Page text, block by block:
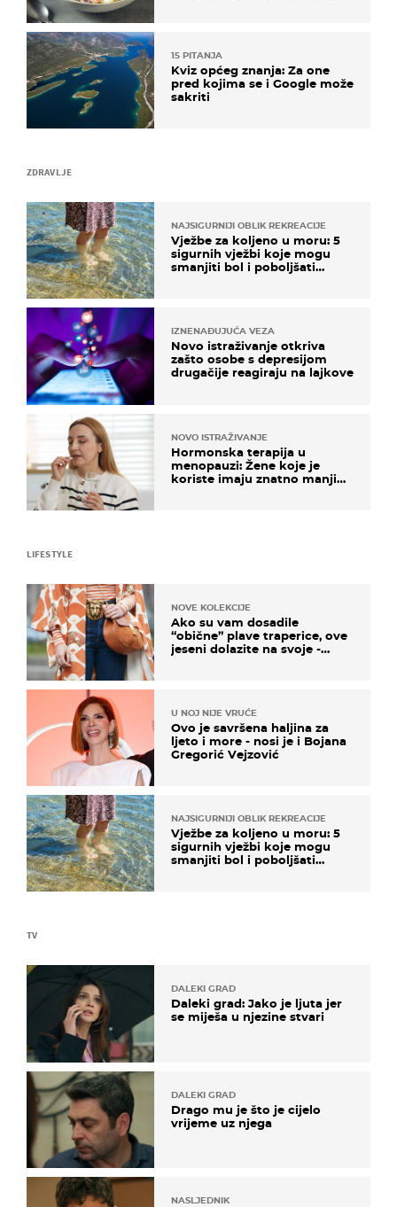
ZDRAVLJE
NAJSIGURNIJI OBLIK REKREACIJE
Vježbe za koljeno u moru: 5
sigurnih vježbi koje mogu
smanjiti bol i poboljšati
IZNENAĐUJUĆA VEZA
Novo istraživanje otkriva
zašto osobe s depresijom
drugačije reagiraju na lajkove
NOVO ISTRAŽIVANJE
Hormonska terapija u
menopauzi: Žene koje je
koriste imaju znatno manji
TV
DALEKI GRAD
Daleki grad: Jako je ljuta jer
se miješa u njezine stvari
DALEKI GRAD
Drago mu je što je cijelo
vrijeme uz njega
NASLJEDNIK
15 PITANJA
Kviz općeg znanja: Za one
pred kojima se i Google može
sakriti
LIFESTYLE
NOVE KOLEKCIJE
Ako su vam dosadile
“obične” plave traperice, ove
jeseni dolazite na svoje -
U NOJ NIJE VRUĆE
Ovo je savršena haljina za
ljeto i more - nosi je i Bojana
Gregorić Vejzović
NAJSIGURNIJI OBLIK REKREACIJE
Vježbe za koljeno u moru: 5
sigurnih vježbi koje mogu
smanjiti bol i poboljšati